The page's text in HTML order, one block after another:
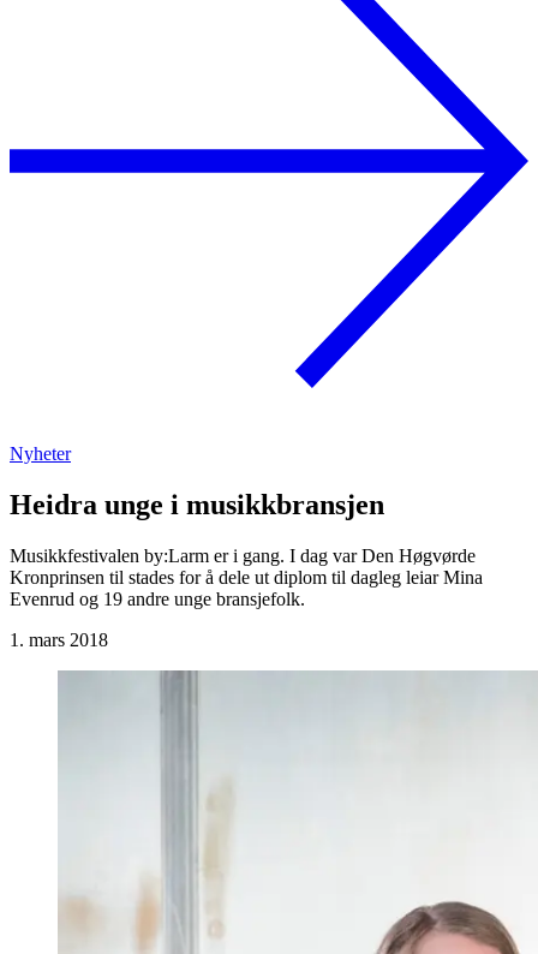
Nyheter
Heidra unge i musikkbransjen
Musikkfestivalen by:Larm er i gang. I dag var Den Høgvørde
Kronprinsen til stades for å dele ut diplom til dagleg leiar Mina
Evenrud og 19 andre unge bransjefolk.
1. mars 2018